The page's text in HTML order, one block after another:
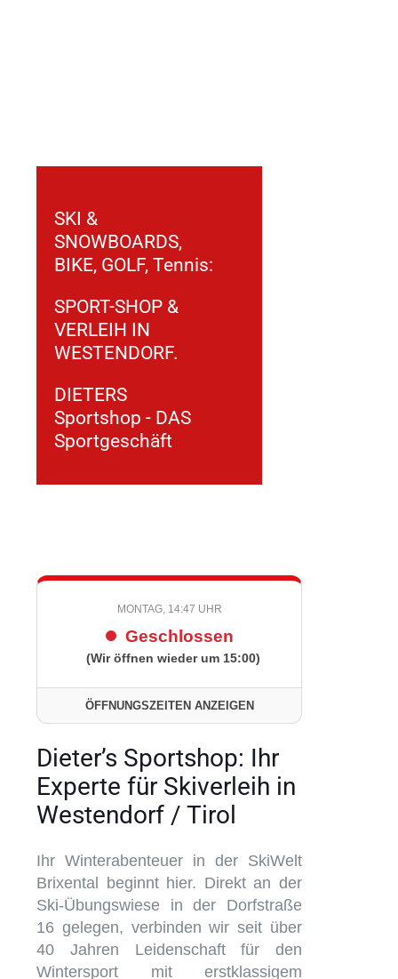
SKI &
SNOWBOARDS,
BIKE, GOLF, Tennis:
SPORT-SHOP &
VERLEIH IN
WESTENDORF.
DIETERS
Sportshop - DAS
Sportgeschäft
MONTAG, 14:47 UHR
Geschlossen
(Wir öffnen wieder um 15:00)
ÖFFNUNGSZEITEN ANZEIGEN
Dieter’s Sportshop: Ihr
Experte für Skiverleih in
Westendorf / Tirol
Ihr Winterabenteuer in der SkiWelt
Brixental beginnt hier. Direkt an der
Ski-Übungswiese in der Dorfstraße
16 gelegen, verbinden wir seit über
40 Jahren Leidenschaft für den
Wintersport mit erstklassigem